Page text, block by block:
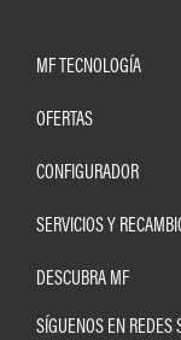
MF TECNOLOGÍA
OFERTAS
CONFIGURADOR
SERVICIOS Y
DESCUBRA MF
SÍGUENOS EN REDES